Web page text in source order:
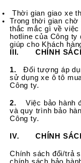
Thời gian giao xe
Trong thời gian
thắc mắc gì về việc
hotline của Công
giúp cho Khách
III. CHÍNH
1. Đối tượng áp
sử dụng xe ô tô
Công ty.
2.
Việc bảo hành
và quy trình bảo
Công ty.
IV. CHÍNH
Chính sách đổi/trả